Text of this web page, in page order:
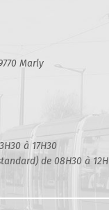
Marly
à 17H30
de 08H30 à 12H